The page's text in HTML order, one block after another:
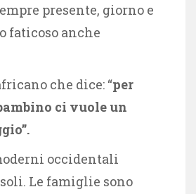
presente, giorno e
faticoso anche
che dice: “per
ci vuole un
occidentali
Le famiglie sono